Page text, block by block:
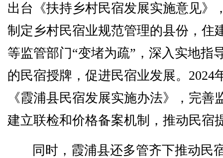
出台《扶持乡村民宿发展实施意见》
制定乡村民宿业规范管理的县份，住
等监管部门“变堵为疏”，深入实地指
的民宿授牌，促进民宿业发展。2024
《霞浦县民宿发展实施办法》，完善
建立联检和价格备案机制，推动民宿
同时，霞浦县还多管齐下推动民